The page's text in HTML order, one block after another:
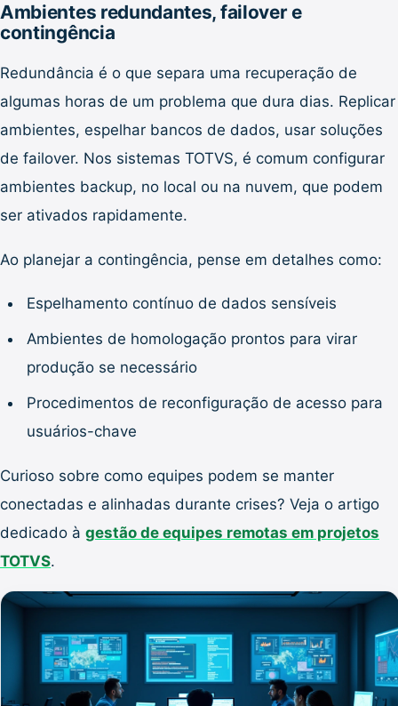
Ambientes redundantes, failover e
contingência
Redundância é o que separa uma recuperação de
algumas horas de um problema que dura dias. Replicar
ambientes, espelhar bancos de dados, usar soluções
de failover. Nos sistemas TOTVS, é comum configurar
ambientes backup, no local ou na nuvem, que podem
ser ativados rapidamente.
Ao planejar a contingência, pense em detalhes como:
Espelhamento contínuo de dados sensíveis
Ambientes de homologação prontos para virar
produção se necessário
Procedimentos de reconfiguração de acesso para
usuários-chave
Curioso sobre como equipes podem se manter
conectadas e alinhadas durante crises? Veja o artigo
dedicado à gestão de equipes remotas em projetos
TOTVS.